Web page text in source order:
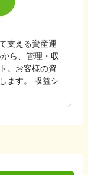
支える資産運
ら、管理・収
。お客様の資
ます。 収益シ